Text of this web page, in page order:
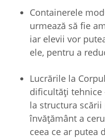
Containerele
urmează să fie
iar elevii vor
ele, pentru a
Lucrările la
dificultăți tehnice
la structura
învățământ a
ceea ce ar putea